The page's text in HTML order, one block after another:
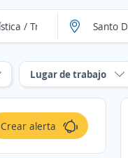
Lugar de trabajo
Crear alerta